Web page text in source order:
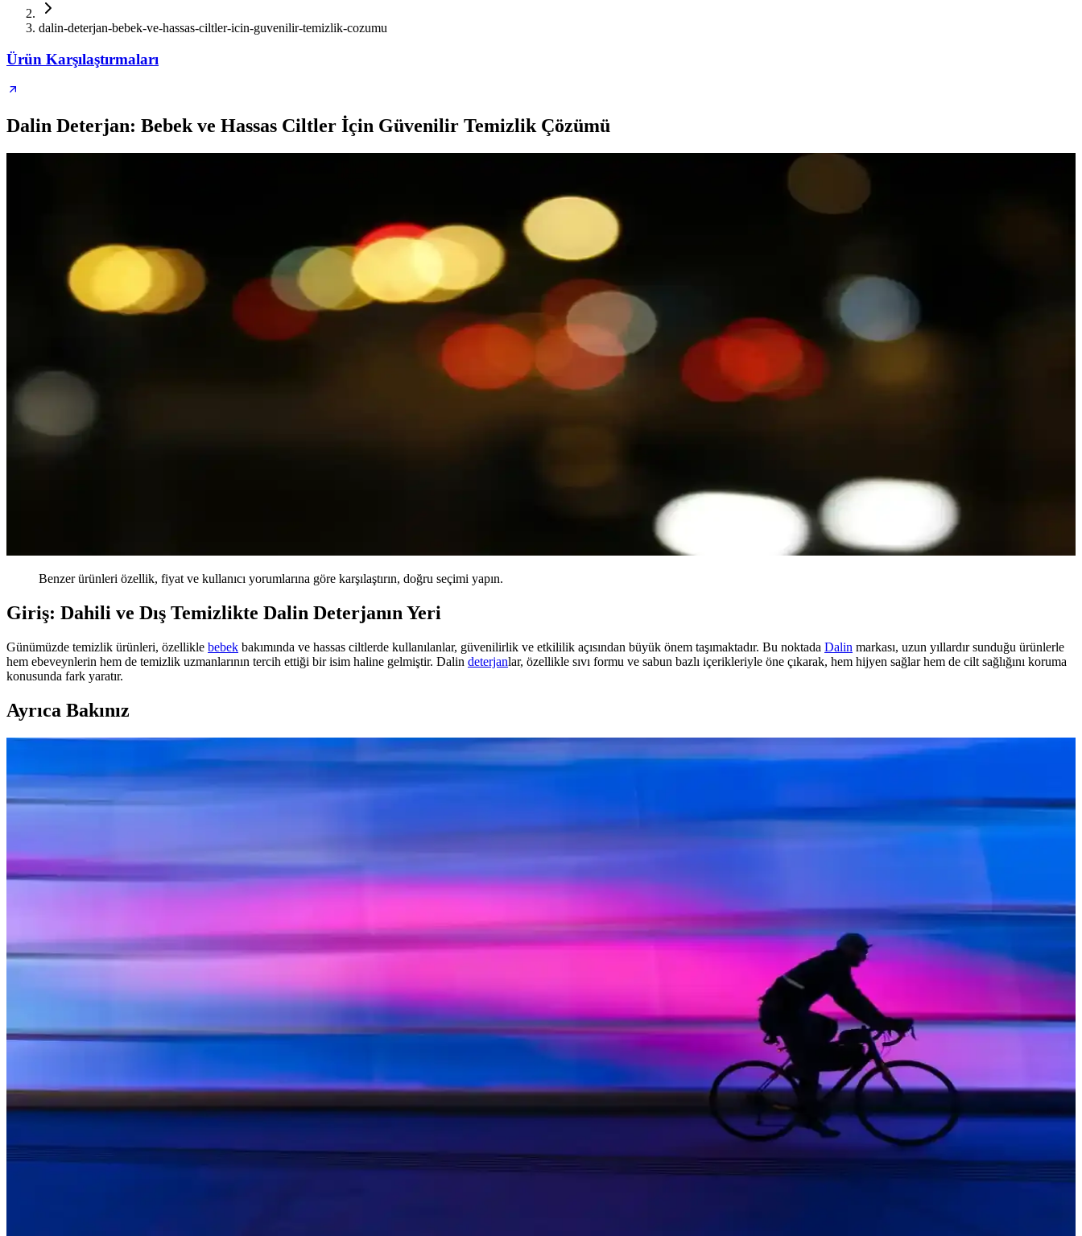
dalin-deterjan-bebek-ve-hassas-ciltler-icin-guvenilir-temizlik-cozumu
Ürün Karşılaştırmaları
Dalin Deterjan: Bebek ve Hassas Ciltler İçin Güvenilir Temizlik Çözümü
Benzer ürünleri özellik, fiyat ve kullanıcı yorumlarına göre karşılaştırın, doğru seçimi yapın.
Giriş: Dahili ve Dış Temizlikte Dalin Deterjanın Yeri
Günümüzde temizlik ürünleri, özellikle bebek bakımında ve hassas ciltlerde kullanılanlar, güvenilirlik ve etkililik açısından büyük önem taşımaktadır. Bu noktada Dalin markası, uzun yıllardır sunduğu ürünlerle
hem ebeveynlerin hem de temizlik uzmanlarının tercih ettiği bir isim haline gelmiştir. Dalin deterjanlar, özellikle sıvı formu ve sabun bazlı içerikleriyle öne çıkarak, hem hijyen sağlar hem de cilt sağlığını koruma
konusunda fark yaratır.
Ayrıca Bakınız
Dalin Ürünleri: Doğal ve Hassas Bakım Sunan Güvenilir Kozmetik Markası
Dalin, doğal içerikleri ve hipoalerjenik formülleriyle bebek ve hassas ciltler için güvenilir bakım ürünleri sunar. Geniş ürün yelpazesiyle cilt ve saç sağlığınızı nazikçe korur.
Dalin ürünleri, parfümsüz ve hipoalerjenik formülleriyle hassas ve kuru ciltlere nazik bakım sunar. Doğal içerikleriyle ciltte nem dengesi sağlar, tahriş riskini azaltır ve yüz bakımında güvenle tercih edilir.
Dalin Kolonya Kokuları ve Seçim Rehberi: En Popüler ve Cilt Dostu Seçenekler
Dalin kolonya, Türkiye'de sevilen ferahlatıcı ve cilt dostu kokularıyla öne çıkar. Limon, lavanta, gül ve çiçek kokuları arasından ihtiyacınıza uygun ürünü seçerken dikkat edilmesi gerekenler bu rehberde.
Dalin Bebek Şampuanı 700 ml: Hassas Ciltler İçin Güvenilir ve Ekonomik Temizlik Ürünü
Dalin bebek şampuanı, hassas ciltler için parfümsüz ve dermatolojik testli formülüyle güvenli, ekonomik ve nazik temizlik sağlar. Bebeklerin saç ve cilt sağlığını koruyan ideal ürün.
Dalin 700 ml ile Cilt Bakımında Güçlü ve Ekonomik Destek Sağlayın
Dalin 700 ml, doğal içerikleri ve nazik formülüyle hassas ciltlere uygun, ekonomik ve güvenilir bir temizlik ürünüdür. Günlük kullanımda cildi tahriş etmeden temizler ve nem dengesini korur.
Dalin 900 ml Kozmetik Ürünleri: Güvenilirlik ve Ekonomik Avantajlar
Dalin’in 900 ml’lik kozmetik ürünleri, güvenilirlik ve ekonomik kullanım avantajlarıyla öne çıkar. Saç, cilt ve bebek bakımında uzun süre kullanılabilen bu ürünler, hijyen ve kaliteyi bir arada sunar.
Dalin yüz yıkama köpüğü, hassas ciltlere uygun hafif formülü ve derinlemesine temizliğiyle günlük bakımda tercih edilen etkili bir üründür. Nem kaybını önler, ferahlatıcı kokusuyla kullanım kolaylığı sağlar.